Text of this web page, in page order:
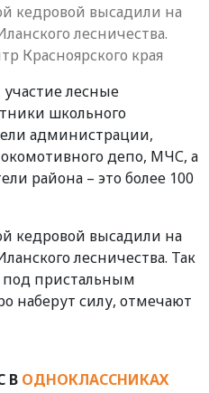
кедровой высадили на
лесничества.
Красноярского края
лесные
школьного
администрации,
депо, МЧС, а
района – это более 100
кедровой высадили на
лесничества. Так
под пристальным
наберут силу, отмечают
В ОДНОКЛАССНИКАХ